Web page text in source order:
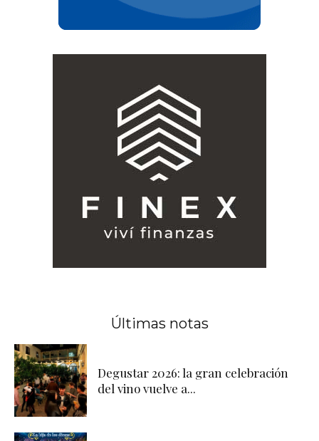
Últimas notas
Degustar 2026: la gran celebración
del vino vuelve a...